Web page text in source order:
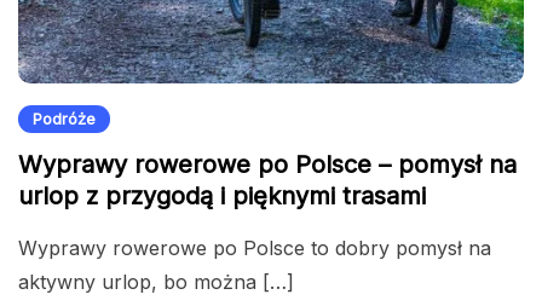
Podróże
Wyprawy rowerowe po Polsce – pomysł na
urlop z przygodą i pięknymi trasami
Wyprawy rowerowe po Polsce to dobry pomysł na
aktywny urlop, bo można […]